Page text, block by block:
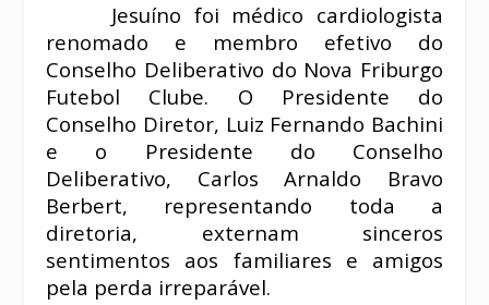
Jesuíno foi médico cardiologista
renomado e membro efetivo do
Conselho Deliberativo do Nova Friburgo
Futebol Clube. O Presidente do
Conselho Diretor, Luiz Fernando Bachini
e o Presidente do Conselho
Deliberativo, Carlos Arnaldo Bravo
Berbert, representando toda a
diretoria, externam sinceros
sentimentos aos familiares e amigos
pela perda irreparável.